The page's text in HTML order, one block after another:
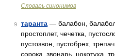
Словарь синонимов
9 таранта — балабон,
простоплет, чечетка,
пустозвон, пустобрех,
сорока, звонарь, цокотуха,